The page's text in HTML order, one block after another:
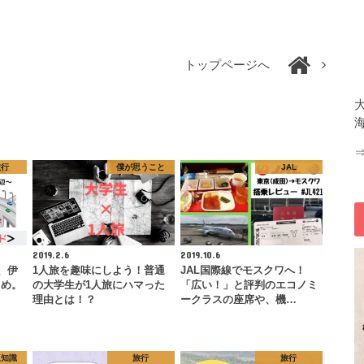
トップページへ
伊
。
僕が思うこと
2019.2.6
1人旅を趣味にしよう！普通
の大学生が1人旅にハマった
理由とは！？
JAL
2019.10.6
JAL国際線でモスクワへ！
「広い！」と評判のエコノミ
ークラスの座席や、機…
識 旅行 旅行